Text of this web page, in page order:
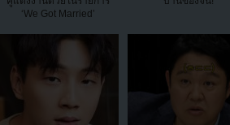
‘We Got Married’